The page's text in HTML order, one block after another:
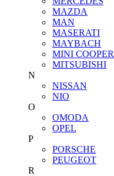
MAZDA
MAN
MASERATI
MAYBACH
MINI COOPER
MITSUBISHI
N
NISSAN
NIO
O
OMODA
OPEL
P
PORSCHE
PEUGEOT
R